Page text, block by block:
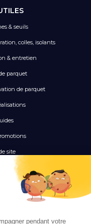
& seuils
colles, isolants
& entretien
parquet
de parquet
site
nouveautés